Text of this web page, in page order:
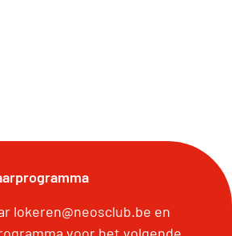
lokeren@neosclub.be en